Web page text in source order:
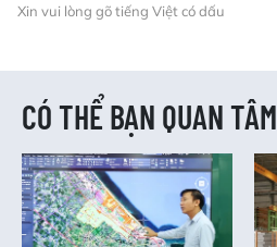
Xin vui lòng gõ tiếng Việt có dấu
CÓ THỂ BẠN QUAN TÂM